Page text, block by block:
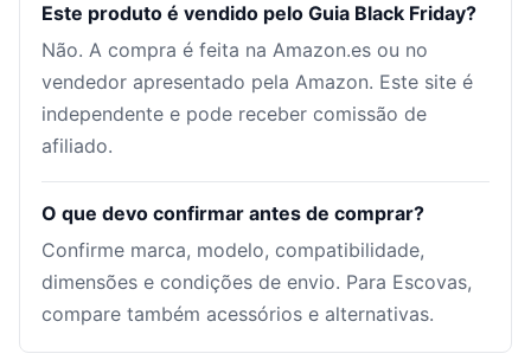
Este produto é vendido pelo Guia Black Friday?
Não. A compra é feita na Amazon.es ou no
vendedor apresentado pela Amazon. Este site é
independente e pode receber comissão de
afiliado.
O que devo confirmar antes de comprar?
Confirme marca, modelo, compatibilidade,
dimensões e condições de envio. Para Escovas,
compare também acessórios e alternativas.